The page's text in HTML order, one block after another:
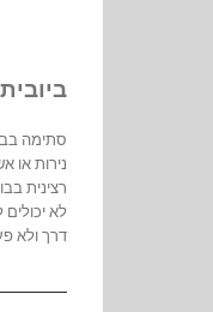
סתימה
נירות או
רצינית
לא
דרך ולא